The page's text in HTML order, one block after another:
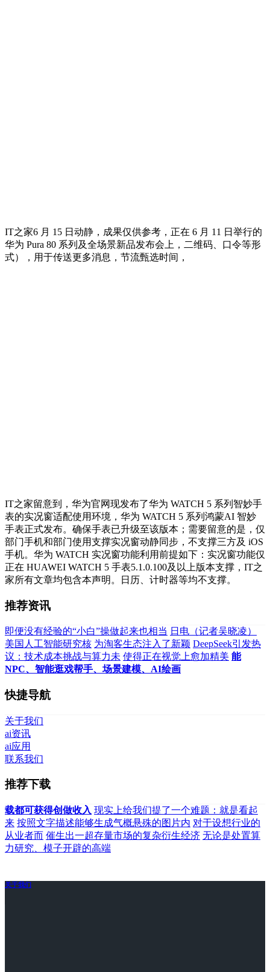
IT之家6 月 15 日动静，成果仅供参考，正在 6 月 11 日举行的
华为 Pura 80 系列及全场景新品发布会上，二维码、口令等形
式），用于传送更多消息，节流甄选时间，
IT之家留意到，华为官网现发布了华为 WATCH 5 系列智妙手
表的实况窗适配使用环境，华为 WATCH 5 系列鸿蒙AI 智妙
手表正式发布。确保手表已升级至该版本；需要留意的是，仅
部门手机和部门使用支撑实况窗动静同步，不支撑三方及 iOS
手机。华为 WATCH 实况窗功能利用前提如下：实况窗功能仅
正在 HUAWEI WATCH 5 手表5.1.0.100及以上版本支撑，IT之
家所有文章均包含本声明。日历、计时器等均不支撑。
推荐资讯
即便没有经验的“小白”操做起来也相当 日电（记者吴晓凌）
美国人工智能研究核 为淘客生态注入了新颖 DeepSeek引发热
议：技术成本挑战与算力未 使得正在视觉上愈加精美 能
NPC、智能逛戏帮手、场景建模、AI绘画
快捷导航
关于我们
ai资讯
ai应用
联系我们
推荐下载
载都可获得创做收入 现实上给我们提了一个难题：就是看起
来 按照文字描述能够生成气概悬殊的图片内 对于设想行业的
从业者而 催生出一超存量市场的复杂衍生经济 无论是处置算
力研究、模子开辟的高端
关于我们